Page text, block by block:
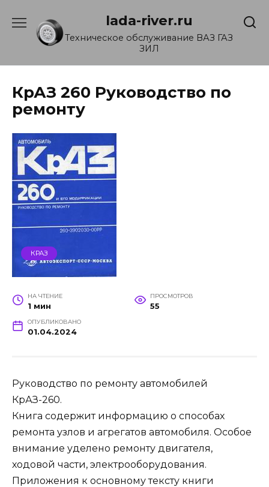
содержанию
lada-river.ru
Техническое обслуживание ВАЗ ГАЗ
ЗИЛ
КрАЗ 260 Руководство по
ремонту
КРАЗ
НА ЧТЕНИЕ
1 мин
ПРОСМОТРОВ
55
ОПУБЛИКОВАНО
01.04.2024
Руководство по ремонту автомобилей
КрАЗ-260.
Книга содержит информацию о способах
ремонта узлов и агрегатов автомобиля. Особое
внимание уделено ремонту двигателя,
ходовой части, электрооборудования.
Приложения к основному тексту книги